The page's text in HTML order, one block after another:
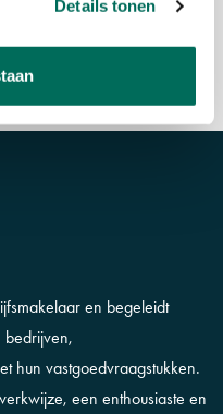
Details tonen
West in Hoofddorp
Rijk.
en begeleidt
bedrijven,
hun vastgoedvraagstukken.
een enthousiaste en